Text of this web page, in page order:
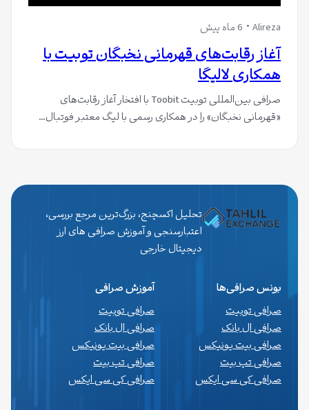
Alireza 6 ماه پیش
آغاز رقابت‌های قهرمانی نخبگان توبیت با
همکاری لالیگا
صرافی بین‌المللی توبیت Toobit با افتخار آغاز رقابت‌های
«قهرمانی نخبگان» را در همکاری رسمی با لیگ معتبر فوتبال…
تحلیل اکسچنج، بزرگ‌ترین مرجع بررسی،
اعتبارسنجی و آموزش صرافی های ارز
دیجیتال خارجی
بونس صرافی‌ها
صرافی توبیت
صرافی ال بانک
صرافی بیت یونیکس
صرافی تپ بیت
صرافی کی سی ایکس
آموزش صرافی
صرافی توبیت
صرافی ال بانک
صرافی بیت یونیکس
صرافی تپ بیت
صرافی کی سی ایکس